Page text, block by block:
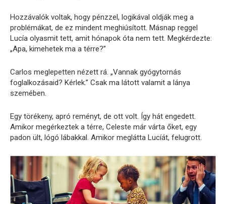
Hozzávalók voltak, hogy pénzzel, logikával oldják meg a
problémákat, de ez mindent meghiúsított. Másnap reggel
Lucía olyasmit tett, amit hónapok óta nem tett. Megkérdezte:
„Apa, kimehetek ma a térre?”
Carlos meglepetten nézett rá. „Vannak gyógytornás
foglalkozásaid? Kérlek.” Csak ma látott valamit a lánya
szemében.
Egy törékeny, apró reményt, de ott volt. Így hát engedett.
Amikor megérkeztek a térre, Celeste már várta őket, egy
padon ült, lógó lábakkal. Amikor meglátta Lucíát, felugrott.